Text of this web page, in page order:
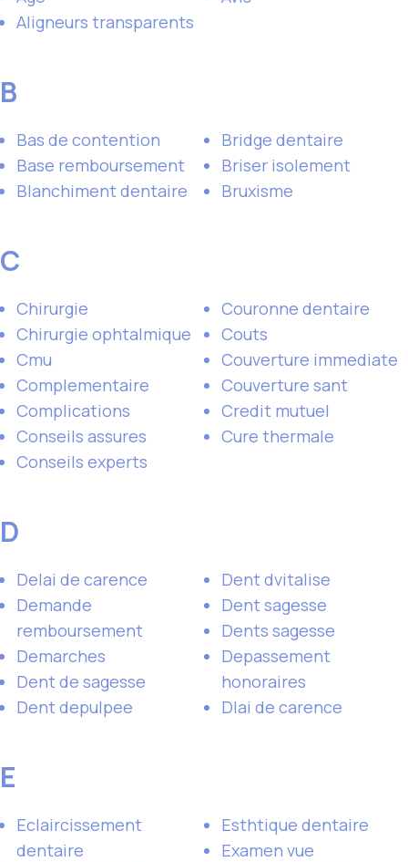
Aligneurs transparents
B
Bas de contention
Base remboursement
Blanchiment dentaire
Bridge dentaire
Briser isolement
Bruxisme
C
Chirurgie
Chirurgie ophtalmique
Cmu
Complementaire
Complications
Conseils assures
Conseils experts
Couronne dentaire
Couts
Couverture immediate
Couverture sant
Credit mutuel
Cure thermale
D
Delai de carence
Demande
remboursement
Demarches
Dent de sagesse
Dent depulpee
Dent dvitalise
Dent sagesse
Dents sagesse
Depassement
honoraires
Dlai de carence
E
Eclaircissement
dentaire
Esthtique dentaire
Examen vue